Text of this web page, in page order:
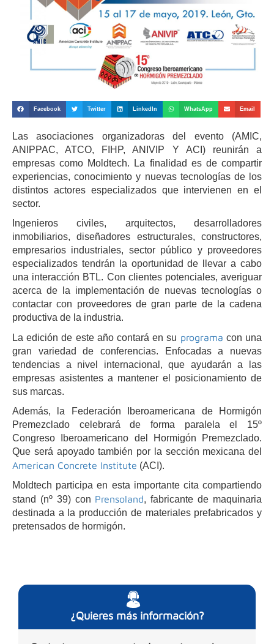
Facebook Twitter LinkedIn WhatsApp Email
Las asociaciones organizadoras del evento (AMIC,
ANIPPAC, ATCO, FIHP, ANIVIP Y ACI) reunirán a
empresas como Moldtech. La finalidad es de compartir
experiencias, conocimiento y nuevas tecnologías de los
distintos actores especializados que intervienen en el
sector.
Ingenieros civiles, arquitectos, desarrolladores
inmobiliarios, diseñadores estructurales, constructores,
empresarios industriales, sector público y proveedores
especializados tendrán la oportunidad de llevar a cabo
una interacción BTL. Con clientes potenciales, averiguar
acerca de la implementación de nuevas tecnologías o
contactar con proveedores de gran parte de la cadena
productiva de la industria.
La edición de este año contará en su programa con una
gran variedad de conferencias. Enfocadas a nuevas
tendencias a nivel internacional, que ayudarán a las
empresas asistentes a mantener el posicionamiento de
sus marcas.
Además, la Federación Iberoamericana de Hormigón
Premezclado celebrará de forma paralela el 15º
Congreso Iberoamericano del Hormigón Premezclado.
Que será apoyado también por la sección mexicana del
American Concrete Institute (ACI).
Moldtech participa en esta importante cita compartiendo
stand (nº 39) con Prensoland, fabricante de maquinaria
destinada a la producción de materiales prefabricados y
pretensados de hormigón.
¿Quieres más información?